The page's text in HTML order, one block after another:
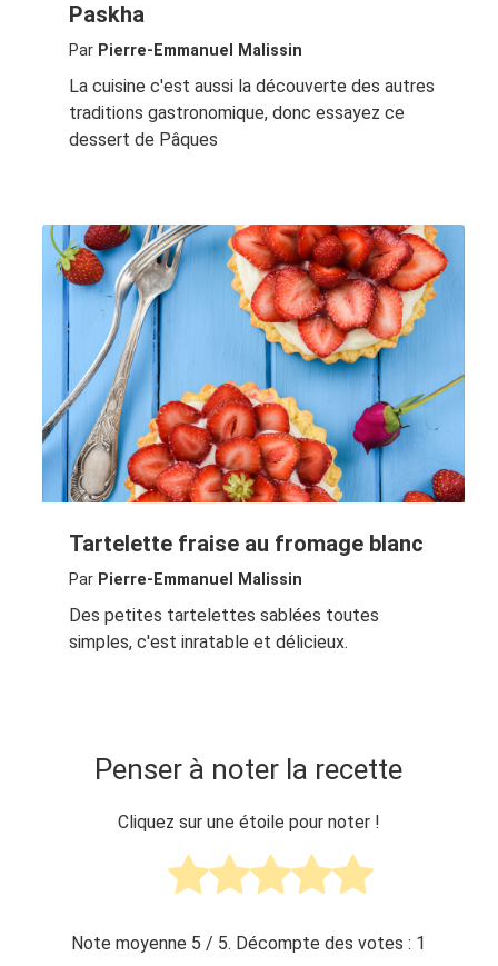
Paskha
Par Pierre-Emmanuel Malissin
La cuisine c'est aussi la découverte des autres
traditions gastronomique, donc essayez ce
dessert de Pâques
Tartelette fraise au fromage blanc
Par Pierre-Emmanuel Malissin
Des petites tartelettes sablées toutes
simples, c'est inratable et délicieux.
Penser à noter la recette
Cliquez sur une étoile pour noter !
Note moyenne 5 / 5. Décompte des votes : 1